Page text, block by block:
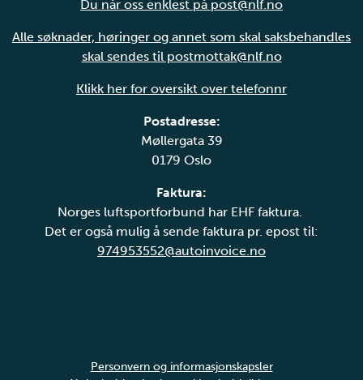
Du når oss enklest på post@nlf.no
Alle søknader, høringer og annet som skal saksbehandles
skal sendes til postmottak@nlf.no
Klikk her for oversikt over telefonnr
Postadresse:
Møllergata 39
0179 Oslo
Faktura:
Norges luftsportforbund har EHF faktura.
Det er også mulig å sende faktura pr. epost til:
974953552@autoinvoice.no
Personvern og informasjonskapsler